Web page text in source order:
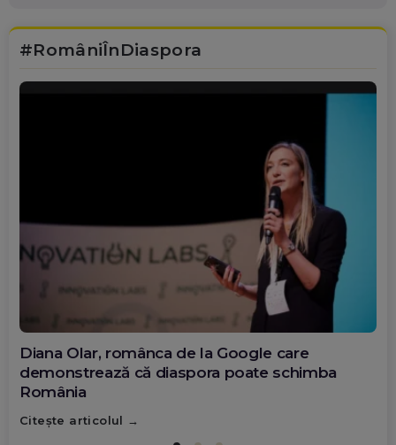
#RomâniÎnDiaspora
Diana Olar, românca de la Google care
demonstrează că diaspora poate schimba
România
Citește articolul